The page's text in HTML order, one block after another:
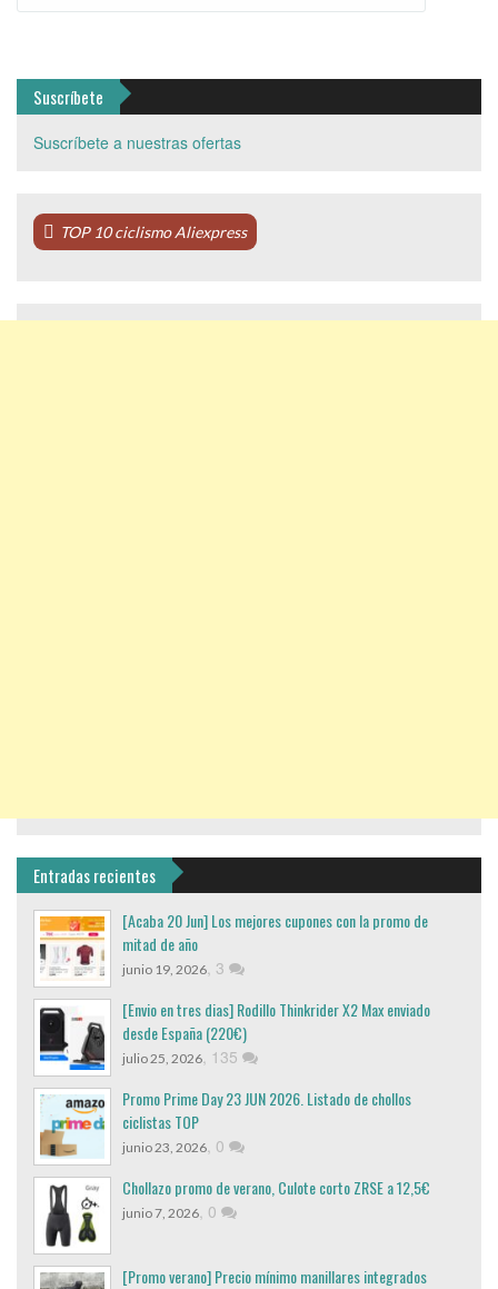
Suscríbete
Suscríbete a nuestras ofertas
TOP 10 ciclismo Aliexpress
Entradas recientes
[Acaba 20 Jun] Los mejores cupones con la promo de
mitad de año
junio 19, 2026, 3
[Envio en tres dias] Rodillo Thinkrider X2 Max enviado
desde España (220€)
julio 25, 2026, 135
Promo Prime Day 23 JUN 2026. Listado de chollos
ciclistas TOP
junio 23, 2026, 0
Chollazo promo de verano, Culote corto ZRSE a 12,5€
junio 7, 2026, 0
[Promo verano] Precio mínimo manillares integrados